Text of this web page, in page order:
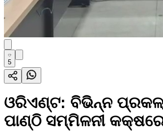
5
ଓରିଏଣ୍ଟ: ବିଭିନ୍ନ
ପାଣ୍ଠି ସମ୍ମିଳନୀ